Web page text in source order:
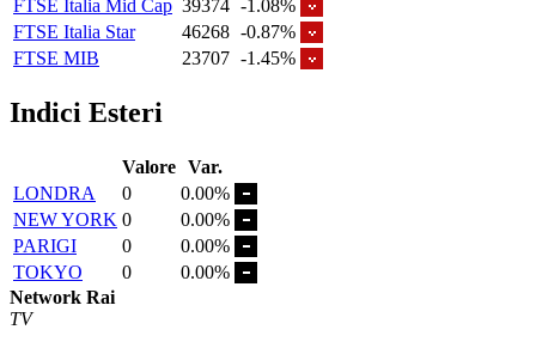
FTSE Italia Mid Cap 39374 -1.08%
FTSE Italia Star
46268 -0.87%
FTSE MIB
23707 -1.45%
Indici Esteri
Valore Var.
LONDRA
0
0.00%
NEW YORK 0
0.00%
PARIGI
0
0.00%
TOKYO
0
0.00%
Network Rai
TV